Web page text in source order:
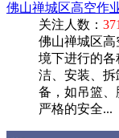
佛山禅城区高空作
关注人数： 371
佛山禅城区
境下进行的
洁、安装、
备，如吊篮
严格的安全...